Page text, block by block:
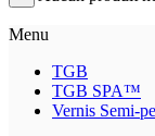
Menu
TGB
TGB SPA™
Vernis Semi-